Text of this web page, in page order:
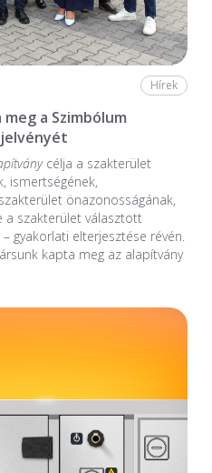
Hírek
a Szimbólum
célja a szakterület
ismertségének,
önazonosságának,
a szakterület választott
gyakorlati elterjesztése révén.
kapta meg az alapítvány